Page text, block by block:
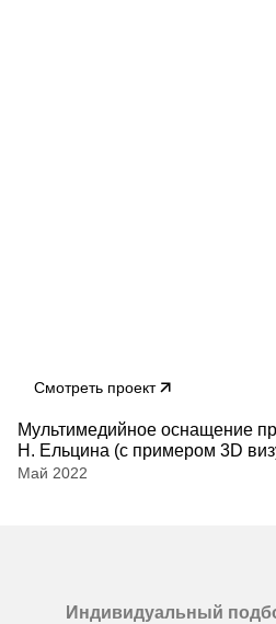
Смотреть проект
Мультимедийное оснащение
Н. Ельцина (с примером 3D
Май 2022
Индивидуальный